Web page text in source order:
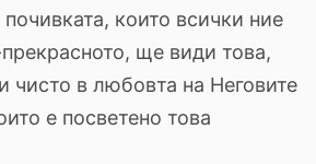
които всички ние
ще види това,
чисто в любовта на Неговите
е посветено това